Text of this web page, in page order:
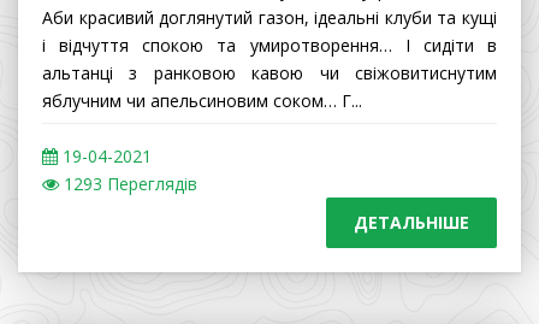
Аби красивий доглянутий газон, ідеальні клуби та кущі
і відчуття спокою та умиротворення… І сидіти в
альтанці з ранковою кавою чи свіжовитиснутим
яблучним чи апельсиновим соком… Г...
19-04-2021
1293 Переглядів
ДЕТАЛЬНІШЕ